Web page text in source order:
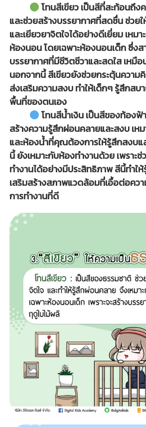
โทนสีเขียว เป็นสีที่สะท้อนถึง
และช่วยสร้างบรรยากาศที่สดชื่น ช่วย
และเยียวยาจิตใจได้อย่างดีเยี่ยม เหม
ห้องนอน โดยเฉพาะห้องนอนเด็ก ซึ่งส
บรรยากาศที่มีชีวิตชีวาและสดใส เหมื
นอกจากนี้ สีเขียวยังช่วยกระตุ้นความ
ส่งเสริมความสงบ ทำให้เด็กๆ รู้สึกสบ
พื้นที่ของตนเอง
โทนสีน้ำเงิน เป็นสีของท้องฟ้
สร้างความรู้สึกผ่อนคลายและสงบ เห
และห้องน้ำที่คุณต้องการให้รู้สึกสงบแ
นี้ ยังเหมาะกับห้องทำงานด้วย เพราะ
ทำงานได้อย่างมีประสิทธิภาพ สีนี้ทำให้
เสริมสร้างสภาพแวดล้อมที่เอื้อต่อคว
การทำงานที่ดี